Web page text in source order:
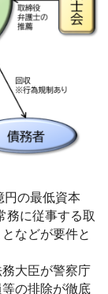
の最低資本
務に従事する取
などが要件と
大臣が警察庁
の排除が徹底